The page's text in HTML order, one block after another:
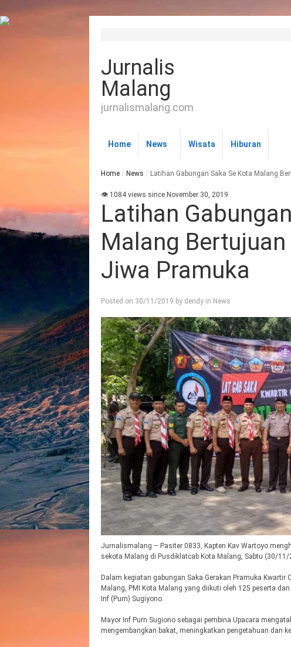
Jurnalis
Malang
jurnalismalang.com
Home News Wisata Hiburan
Home / News / Latihan Gabungan Saka Se Kota Malang
👁 1084 views since November 30, 2019
Latihan
Malang
Jiwa Pramuka
Posted on 30/11/2019 by dendy in News
Jurnalismalang – Pasiter 0833, Kapten Kav Wartoyo
sekota Malang di Pusdiklatcab Kota Malang, Sabtu (30/11/
Dalam kegiatan gabungan Saka Gerakan Pramuka
Malang, PMI Kota Malang yang diikuti oleh 125 peserta
Inf (Purn) Sugiyono.
Mayor Inf Purn Sugiono sebagai pembina Upacara
mengembangkan bakat, meningkatkan pengetahuan dan